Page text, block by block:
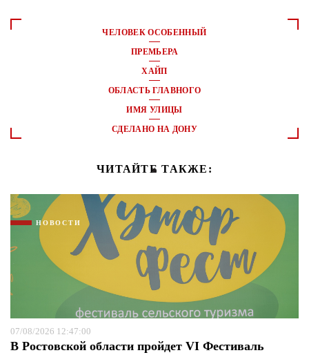
ЧЕЛОВЕК ОСОБЕННЫЙ
ПРЕМЬЕРА
ХАЙП
ОБЛАСТЬ ГЛАВНОГО
ИМЯ УЛИЦЫ
СДЕЛАНО НА ДОНУ
ЧИТАЙТЕ ТАКЖЕ:
НОВОСТИ
07/08/2026 12:47:00
В Ростовской области пройдет VI Фестиваль